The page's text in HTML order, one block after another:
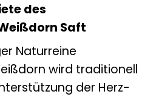
des
Saft
Naturreine
wird traditionell
der Herz-